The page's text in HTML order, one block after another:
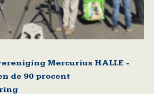
Mercurius HALLE -
de 90 procent